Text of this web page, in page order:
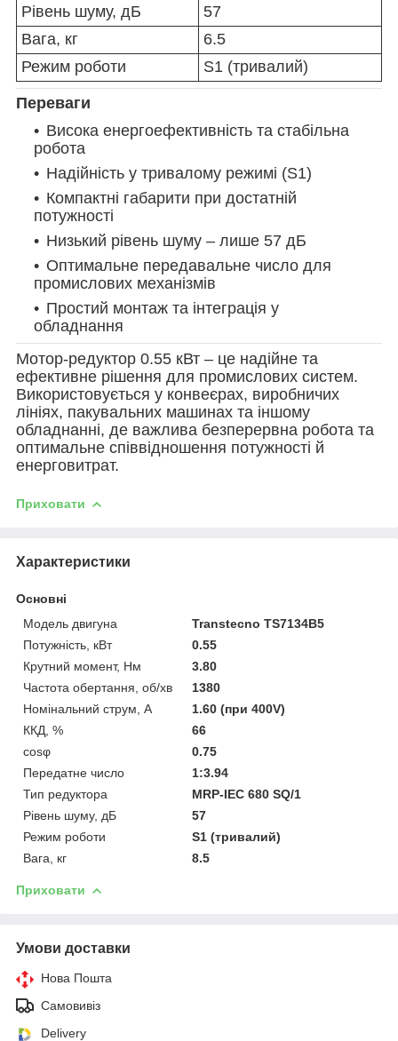
Рівень шуму, дБ
57
Вага, кг
6.5
Режим роботи
S1 (тривалий)
Переваги
Висока енергоефективність та стабільна
робота
Надійність у тривалому режимі (S1)
Компактні габарити при достатній
потужності
Низький рівень шуму – лише 57 дБ
Оптимальне передавальне число для
промислових механізмів
Простий монтаж та інтеграція у
обладнання
Мотор-редуктор 0.55 кВт – це надійне та
ефективне рішення для промислових систем.
Використовується у конвеєрах, виробничих
лініях, пакувальних машинах та іншому
обладнанні, де важлива безперервна робота та
оптимальне співвідношення потужності й
енерговитрат.
Приховати
Характеристики
Основні
Модель двигуна
Transtecno TS7134B5
Потужність, кВт
0.55
Крутний момент, Нм
3.80
Частота обертання, об/хв
1380
Номінальний струм, А
1.60 (при 400V)
ККД, %
66
cosφ
0.75
Передатне число
1:3.94
Тип редуктора
MRP-IEC 680 SQ/1
Рівень шуму, дБ
57
Режим роботи
S1 (тривалий)
Вага, кг
8.5
Приховати
Умови доставки
Нова Пошта
Самовивіз
Delivery